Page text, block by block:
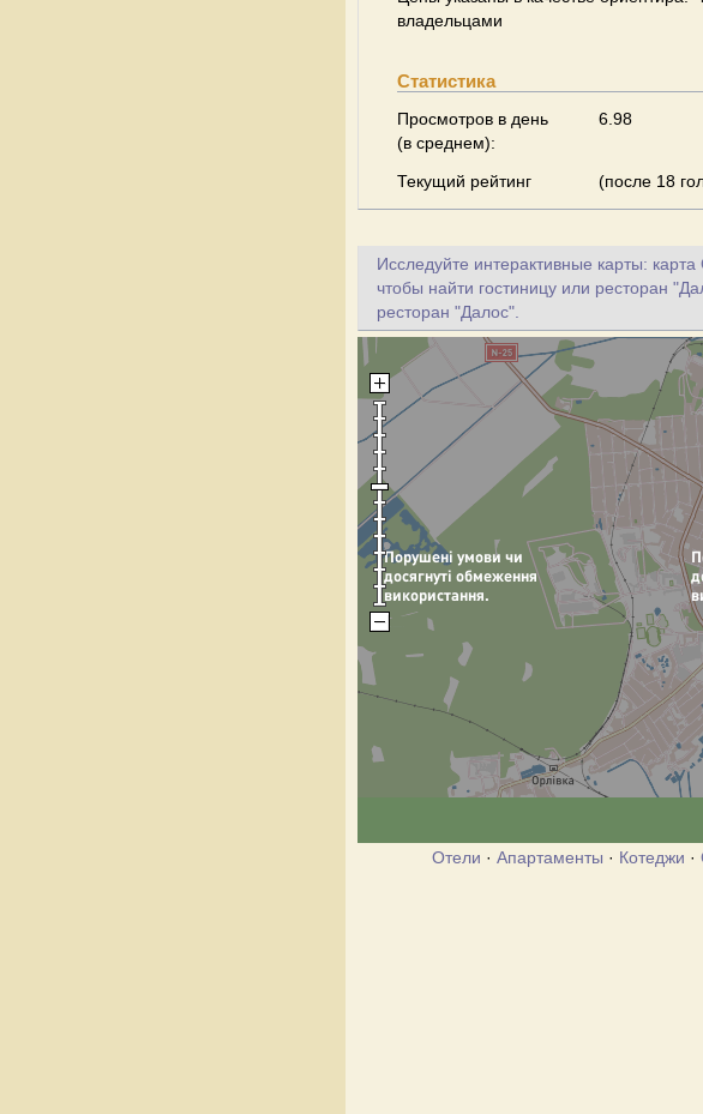
владельцами
Статистика
Просмотров в день
(в среднем):
6.98
Текущий рейтинг (после 18
Исследуйте интерактивные карты:
чтобы найти гостиницу или ресторан
ресторан "Далос".
Отели · Апартаменты · Котеджи ·